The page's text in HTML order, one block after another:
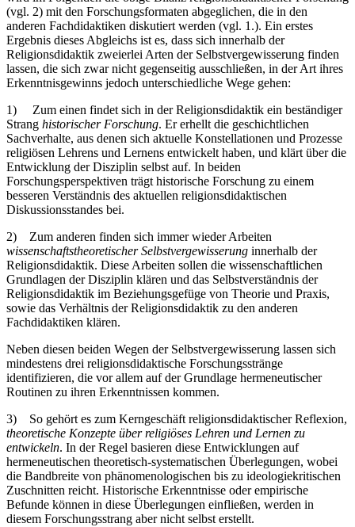
(vgl. 2) mit den Forschungsformaten abgeglichen, die in den
anderen Fachdidaktiken diskutiert werden (vgl. 1.). Ein erstes
Ergebnis dieses Abgleichs ist es, dass sich innerhalb der
Religionsdidaktik zweierlei Arten der Selbstvergewisserung finden
lassen, die sich zwar nicht gegenseitig ausschließen, in der Art ihres
Erkenntnisgewinns jedoch unterschiedliche Wege gehen:
1)
Zum einen findet sich in der Religionsdidaktik ein beständiger
Strang historischer Forschung. Er erhellt die geschichtlichen
Sachverhalte, aus denen sich aktuelle Konstellationen und Prozesse
religiösen Lehrens und Lernens entwickelt haben, und klärt über die
Entwicklung der Disziplin selbst auf. In beiden
Forschungsperspektiven trägt historische Forschung zu einem
besseren Verständnis des aktuellen religionsdidaktischen
Diskussionsstandes bei.
2)
Zum anderen finden sich immer wieder Arbeiten
wissenschaftstheoretischer Selbstvergewisserung innerhalb der
Religionsdidaktik. Diese Arbeiten sollen die wissenschaftlichen
Grundlagen der Disziplin klären und das Selbstverständnis der
Religionsdidaktik im Beziehungsgefüge von Theorie und Praxis,
sowie das Verhältnis der Religionsdidaktik zu den anderen
Fachdidaktiken klären.
Neben diesen beiden Wegen der Selbstvergewisserung lassen sich
mindestens drei religionsdidaktische Forschungsstränge
identifizieren, die vor allem auf der Grundlage hermeneutischer
Routinen zu ihren Erkenntnissen kommen.
3)
So gehört es zum Kerngeschäft religionsdidaktischer Reflexion,
theoretische Konzepte über religiöses Lehren und Lernen zu
entwickeln. In der Regel basieren diese Entwicklungen auf
hermeneutischen theoretisch-systematischen Überlegungen, wobei
die Bandbreite von phänomenologischen bis zu ideologiekritischen
Zuschnitten reicht. Historische Erkenntnisse oder empirische
Befunde können in diese Überlegungen einfließen, werden in
diesem Forschungsstrang aber nicht selbst erstellt.